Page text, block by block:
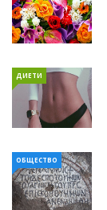
ДИЕТИ
ОБЩЕСТВО